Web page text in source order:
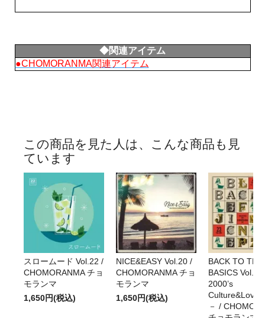
◆関連アイテム
●CHOMORANMA関連アイテム
この商品を見た人は、こんな商品も見
ています
スロームード Vol.22 /
CHOMORANMA チョ
モランマ
1,650円(税込)
NICE&EASY Vol.20 /
CHOMORANMA チョ
モランマ
1,650円(税込)
BACK TO THE
BASICS
2000’s
－ /